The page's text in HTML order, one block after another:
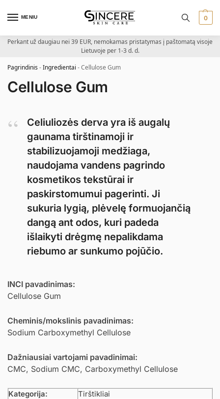
MENIU 0
Perkant už daugiau nei 39 EUR, nemokamas pristatymas į paštomatą visoje
Lietuvoje per 1-3 d. d.
Pagrindinis-Ingredientai -Cellulose Gum
Cellulose Gum
Celiuliozės derva yra iš augalų
gaunama tirštinamoji ir
stabilizuojamoji medžiaga,
naudojama vandens pagrindo
kosmetikos tekstūrai ir
paskirstomumui pagerinti. Ji
sukuria lygią, plėvelę formuojančią
dangą ant odos, kuri padeda
išlaikyti drėgmę nepalikdama
riebumo ar sunkumo pojūčio.
INCI pavadinimas:
Cellulose Gum
Cheminis/mokslinis pavadinimas:
Sodium Carboxymethyl Cellulose
Dažniausiai vartojami pavadinimai:
CMC, Sodium CMC, Carboxymethyl Cellulose
Kategorija:
Tirštikliai